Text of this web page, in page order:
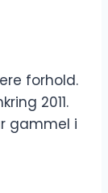
forhold.
2011.
gammel i